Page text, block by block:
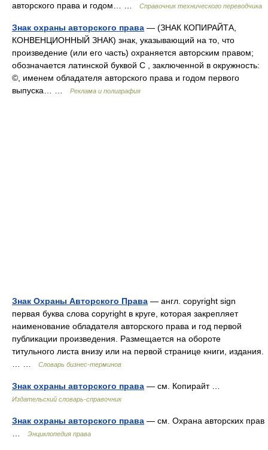
авторского права и годом… …
Справочник технического переводчика
Знак охраны авторского права — (ЗНАК КОПИРАЙТА,
КОНВЕНЦИОННЫЙ ЗНАК) знак, указывающий на то, что
произведение (или его часть) охраняется авторским правом;
обозначается латинской буквой С , заключенной в окружность:
©, именем обладателя авторского права и годом первого
выпуска… …
Реклама и полиграфия
Знак Охраны Авторского Права — англ. copyright sign
первая буква слова copyright в круге, которая закрепляет
наименование обладателя авторского права и год первой
публикации произведения. Размещается на обороте
титульного листа внизу или на первой странице книги, издания.
Словарь бизнес-терминов
Знак охраны авторского права — см. Копирайт …
Издательский словарь-справочник
Знак охраны авторского права — см. Охрана авторских прав
Энциклопедия права